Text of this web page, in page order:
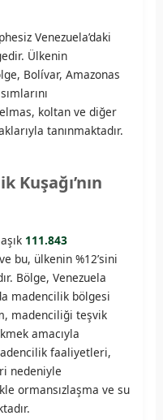
Venezuela’daki
Ülkenin
Bolívar, Amazonas
koltan ve diğer
tanınmaktadır.
Kuşağı’nın
111.843
bu, ülkenin %12’sini
Bölge, Venezuela
madencilik bölgesi
madenciliği teşvik
amacıyla
faaliyetleri,
nedeniyle
ormansızlaşma ve su